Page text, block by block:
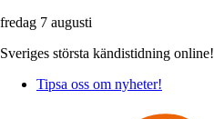
fredag 7 augusti
Sveriges största kändistidning online!
Tipsa oss om nyheter!